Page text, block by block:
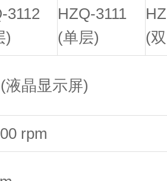
3112
)
HZQ-3111
(单层)
(
液晶显示屏)
rpm